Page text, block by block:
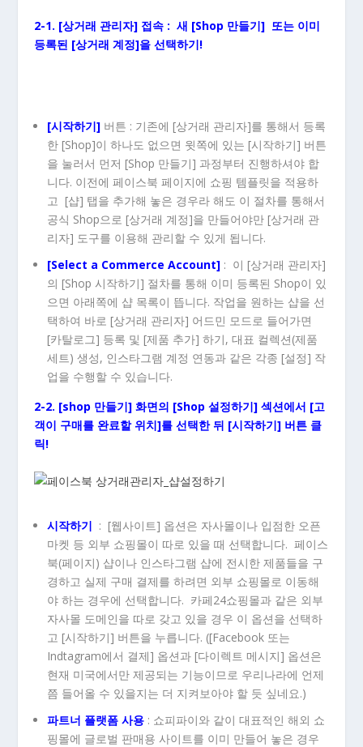
2-1. [상거래 관리자] 접속 : 새 [Shop 만들기] 또는 이미
등록된 [상거래 계정]을 선택하기!
[시작하기] 버튼 : 기존에 [상거래 관리자]를 통해서 등록
한 [Shop]이 하나도 없으면 윗쪽에 있는 [시작하기] 버튼
을 눌러서 먼저 [Shop 만들기] 과정부터 진행하셔야 합
니다. 이전에 페이스북 페이지에 쇼핑 템플릿을 적용하
고 [샵] 탭을 추가해 놓은 경우라 해도 이 절차를 통해서
공식 Shop으로 [상거래 계정]을 만들어야만 [상거래 관
리자] 도구를 이용해 관리할 수 있게 됩니다.
[Select a Commerce Account] : 이 [상거래 관리자]
의 [Shop 시작하기] 절차를 통해 이미 등록된 Shop이 있
으면 아래쪽에 샵 목록이 뜹니다. 작업을 원하는 샵을 선
택하여 바로 [상거래 관리자] 어드민 모드로 들어가면
[카탈로그] 등록 및 [제품 추가] 하기, 대표 컬렉션(제품
세트) 생성, 인스타그램 계정 연동과 같은 각종 [설정] 작
업을 수행할 수 있습니다.
2-2. [shop 만들기] 화면의 [Shop 설정하기] 섹션에서 [고
객이 구매를 완료할 위치]를 선택한 뒤 [시작하기] 버튼 클
릭!
시작하기 : [웹사이트] 옵션은 자사몰이나 입점한 오픈
마켓 등 외부 쇼핑몰이 따로 있을 때 선택합니다. 페이스
북(페이지) 샵이나 인스타그램 샵에 전시한 제품들을 구
경하고 실제 구매 결제를 하려면 외부 쇼핑몰로 이동해
야 하는 경우에 선택합니다. 카페24쇼핑몰과 같은 외부
자사몰 도메인을 따로 갖고 있을 경우 이 옵션을 선택하
고 [시작하기] 버튼을 누릅니다. ([Facebook 또는
Indtagram에서 결제] 옵션과 [다이렉트 메시지] 옵션은
현재 미국에서만 제공되는 기능이므로 우리나라에 언제
쯤 들어올 수 있을지는 더 지켜보아야 할 듯 싶네요.)
파트너 플랫폼 사용 : 쇼피파이와 같이 대표적인 해외 쇼
핑몰에 글로벌 판매용 사이트를 이미 만들어 놓은 경우